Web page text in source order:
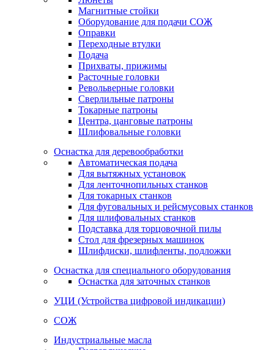
Магнитные стойки
Оборудование для подачи СОЖ
Оправки
Переходные втулки
Подача
Прихваты, прижимы
Расточные головки
Револьверные головки
Сверлильные патроны
Токарные патроны
Центра, цанговые патроны
Шлифовальные головки
Оснастка для деревообработки
Автоматическая подача
Для вытяжных установок
Для ленточнопильных станков
Для токарных станков
Для фуговальных и рейсмусовых станков
Для шлифовальных станков
Подставка для торцовочной пилы
Стол для фрезерных машинок
Шлифдиски, шлифленты, подложки
Оснастка для специального оборудования
Оснастка для заточных станков
УЦИ (Устройства цифровой индикации)
СОЖ
Индустриальные масла